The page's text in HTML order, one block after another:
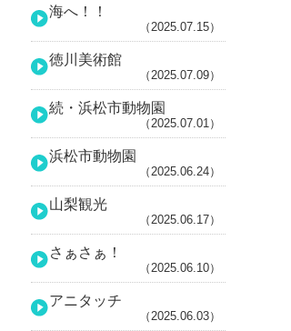
海へ！！
（2025.07.15）
徳川美術館
（2025.07.09）
続・浜松市動物園
（2025.07.01）
浜松市動物園
（2025.06.24）
山梨観光
（2025.06.17）
さぁさぁ！
（2025.06.10）
アニタッチ
（2025.06.03）